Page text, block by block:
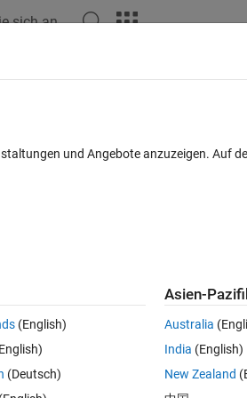
sich an
Ältere Kommentare anzeigen
öffnen 0 Stimmen
arduino 'A0' pin and it
'readVoltage' for input
am
und Angebote anzuzeigen. Auf
(English)
(Deutsch)
Asien-
Australia
India (English)
New Zealand